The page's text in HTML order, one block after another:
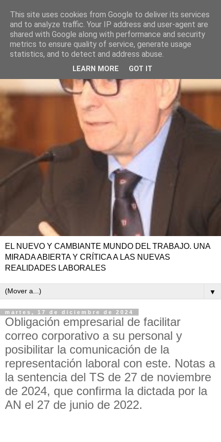
EL NUEVO Y CAMBIANTE MUNDO DEL TRABAJO. UNA
MIRADA ABIERTA Y CRÍTICA A LAS NUEVAS
REALIDADES LABORALES
▼
martes, 17 de diciembre de 2024
Obligación empresarial de facilitar
correo corporativo a su personal y
posibilitar la comunicación de la
representación laboral con este. Notas a
la sentencia del TS de 27 de noviembre
de 2024, que confirma la dictada por la
AN el 27 de junio de 2022.
This site uses cookies from Google to deliver its services
and to analyze traffic. Your IP address and user-agent are
shared with Google along with performance and security
metrics to ensure quality of service, generate usage
statistics, and to detect and address abuse.
LEARN MORE GOT IT